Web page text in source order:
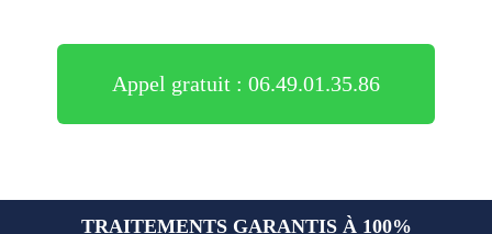
Appel gratuit : 06.49.01.35.86
TRAITEMENTS GARANTIS À 100%